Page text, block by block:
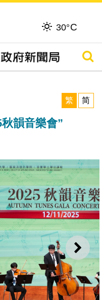
30°C
搜尋
繁
简
韻音樂會”
下一